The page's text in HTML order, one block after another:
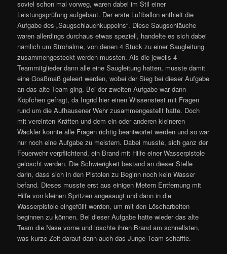
soviel schon mal vorweg, waren dabei im Stil einer
Leistungsprüfung aufgebaut. Der erste Luftballon enthielt die
Aufgabe des „Saugschlauchkuppelns“. Diese Saugschläuche
waren allerdings durchaus etwas speziell, handelte es sich dabei
nämlich um Strohalme, von denen 4 Stück zu einer Saugleitung
zusammengesteckt werden mussten. Als die jeweils 4
Teammitglieder dann alle eine Saugleitung hatten, musste damit
eine Goaßmaß geleert werden, wobei der Sieg bei dieser Aufgabe
an das alte Team ging. Bei der zweiten Aufgabe war dann
Köpfchen gefragt, da Ingrid hier einen Wissenstest mit Fragen
rund um die Aufhausener Wehr zusammengestellt hatte. Doch
mit vereinten Kräften und dem ein oder anderen kleineren
Wackler konnte alle Fragen richtig beantwortet werden und so war
nur noch eine Aufgabe zu meistern. Dabei musste, sich ganz der
Feuerwehr verpflichtend, ein Brand mit Hilfe einer Wasserpistole
gelöscht werden. Die Schwierigkeit bestand an dieser Stelle
darin, dass sich in den Pistolen zu Beginn noch kein Wasser
befand. Dieses musste erst aus einigen Metern Entfernung mit
Hilfe von kleinen Spritzen angesaugt und dann in die
Wasserpistole eingefüllt werden, um mit den Löscharbeiten
beginnen zu können. Bei dieser Aufgabe hatte wieder das alte
Team die Nase vorne und löschte ihren Brand am schnellsten,
was kurze Zeit darauf dann auch das Junge Team schaffte.